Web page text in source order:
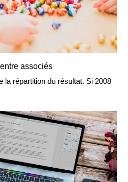
associés
la répartition du résultat. Si 2008